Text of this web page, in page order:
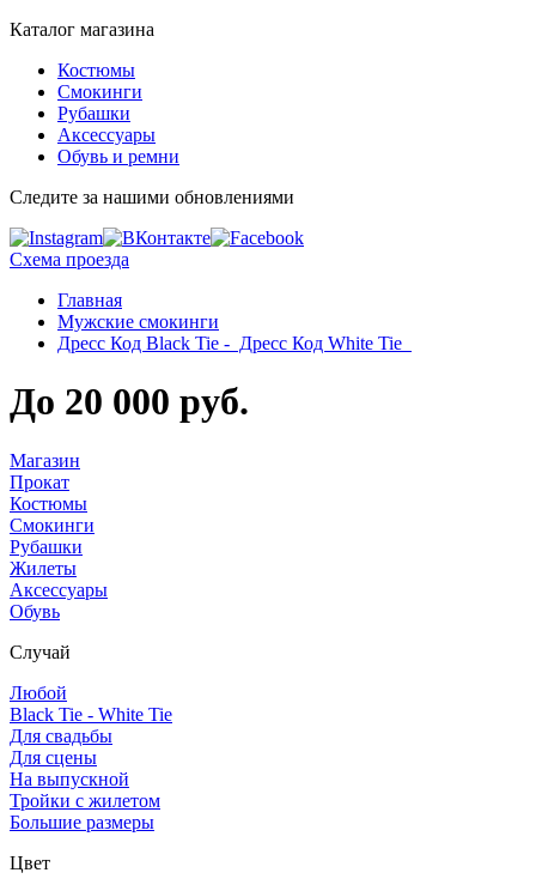
Каталог магазина
Костюмы
Смокинги
Рубашки
Аксессуары
Обувь и ремни
Следите за нашими обновлениями
Схема проезда
Главная
Мужские смокинги
Дресс Код Black Tie - Дресс Код White Tie
До 20 000 руб.
Магазин
Прокат
Костюмы
Смокинги
Рубашки
Жилеты
Аксессуары
Обувь
Случай
Любой
Black Tie - White Tie
Для свадьбы
Для сцены
На выпускной
Тройки с жилетом
Большие размеры
Цвет